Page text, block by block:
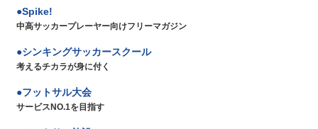
Spike!
中高サッカープレーヤー向けフリーマガジン
シンキングサッカースクール
考えるチカラが身に付く
フットサル大会
サービスNO.1を目指す